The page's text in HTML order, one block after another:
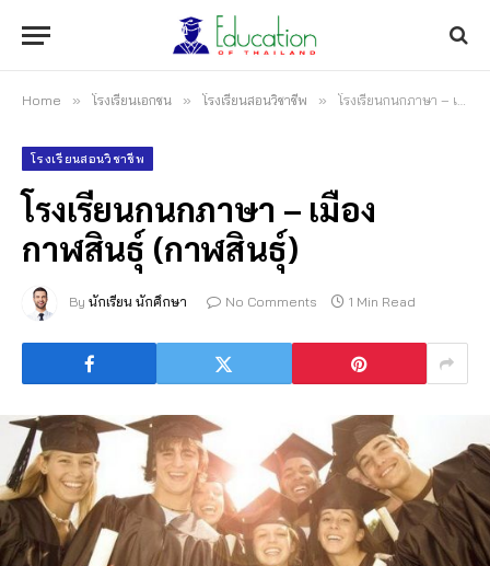
Home » โรงเรียนเอกชน » โรงเรียนสอนวิชาชีพ » โรงเรียนกนกภาษา – เมืองกาฬสินธุ์ (กาฬสินธุ์)
โรงเรียนสอนวิชาชีพ
โรงเรียนกนกภาษา – เมือง
กาฬสินธุ์ (กาฬสินธุ์)
By นักเรียน นักศึกษา No Comments 1 Min Read